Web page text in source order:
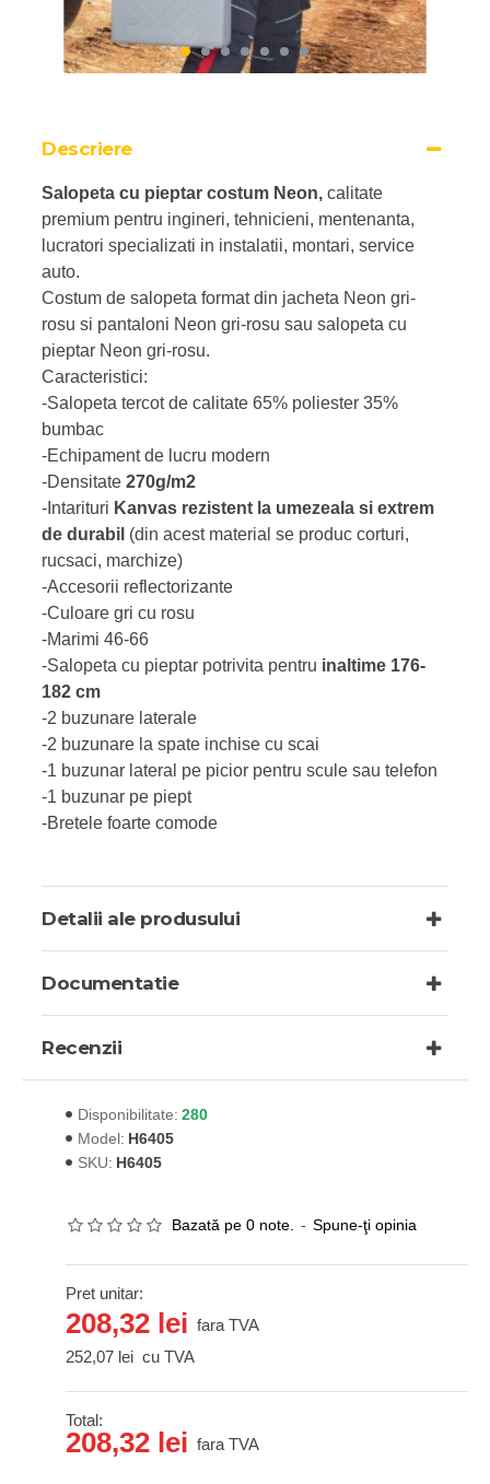
Descriere
Salopeta cu pieptar costum Neon, calitate
premium pentru ingineri, tehnicieni, mentenanta,
lucratori specializati in instalatii, montari, service
auto.
Costum de salopeta format din jacheta Neon gri-
rosu si pantaloni Neon gri-rosu sau salopeta cu
pieptar Neon gri-rosu.
Caracteristici:
-Salopeta tercot de calitate 65% poliester 35%
bumbac
-Echipament de lucru modern
-Densitate 270g/m2
-Intarituri Kanvas rezistent la umezeala si extrem
de durabil (din acest material se produc corturi,
rucsaci, marchize)
-Accesorii reflectorizante
-Culoare gri cu rosu
-Marimi 46-66
-Salopeta cu pieptar potrivita pentru inaltime 176-
182 cm
-2 buzunare laterale
-2 buzunare la spate inchise cu scai
-1 buzunar lateral pe picior pentru scule sau telefon
-1 buzunar pe piept
-Bretele foarte comode
Detalii ale produsului
Documentatie
Recenzii
Disponibilitate: 280
Model: H6405
SKU: H6405
Bazată pe 0 note. - Spune-ţi opinia
Pret unitar:
208,32 lei fara TVA
252,07 lei cu TVA
Total:
208,32 lei fara TVA